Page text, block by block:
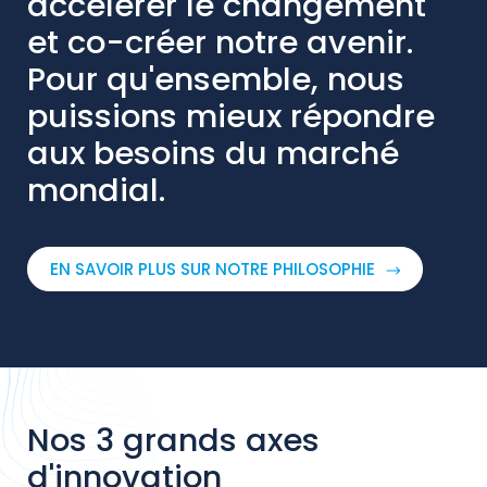
et co-créer notre avenir.
Pour qu'ensemble, nous
puissions mieux répondre
aux besoins du marché
mondial.
EN SAVOIR PLUS SUR NOTRE PHILOSOPHIE
Nos 3 grands axes
d'innovation